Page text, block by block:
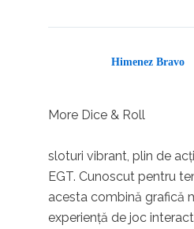
Himenez Bravo
More Dice & Roll
sloturi vibrant, plin de
EGT. Cunoscut pentru
acesta combină grafică
experiență de joc